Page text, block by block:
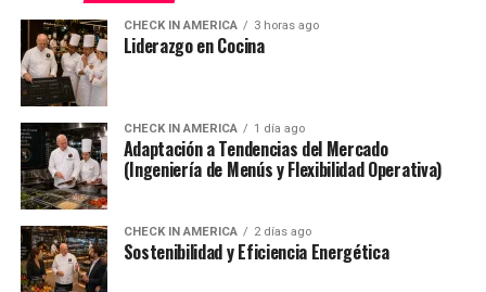
CHECK IN AMERICA 3 horas ago
Liderazgo en Cocina
CHECK IN AMERICA 1 día ago
Adaptación a Tendencias del Mercado
(Ingeniería de Menús y Flexibilidad Operativa)
CHECK IN AMERICA 2 días ago
Sostenibilidad y Eficiencia Energética